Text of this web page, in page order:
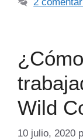
Wild
10 julio, 2020